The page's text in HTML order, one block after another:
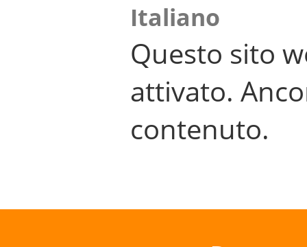
Italiano
Questo sito
attivato.
contenuto.